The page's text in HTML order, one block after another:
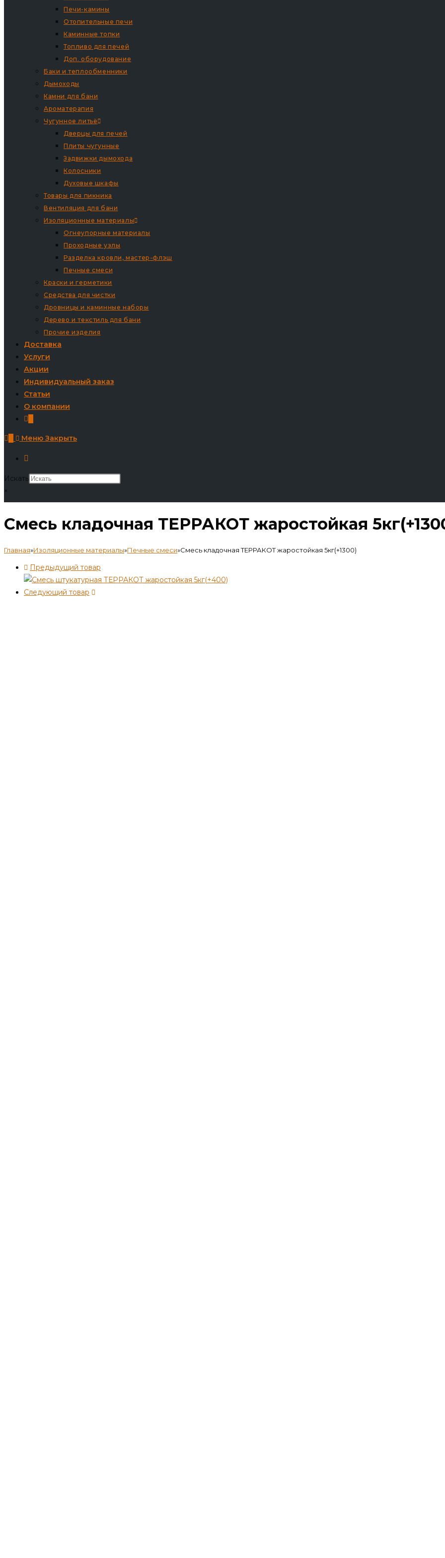
Печи-камины
Отопительные печи
Каминные топки
Топливо для печей
Доп. оборудование
Баки и теплообменники
Дымоходы
Камни для бани
Ароматерапия
Чугунное литьё
Дверцы для печей
Плиты чугунные
Задвижки дымохода
Колосники
Духовые шкафы
Товары для пикника
Вентиляция для бани
Изоляционные материалы
Огнеупорные материалы
Проходные узлы
Разделка кровли, мастер-флэш
Печные смеси
Краски и герметики
Средства для чистки
Дровницы и каминные наборы
Дерево и текстиль для бани
Прочие изделия
Доставка
Услуги
Акции
Индивидуальный заказ
Статьи
О компании
Меню Закрыть
Искать
×
Смесь кладочная ТЕРРАКОТ жаростойкая
Главная»Изоляционные материалы»Печные смеси»Смесь кладочная ТЕРРАКОТ жаростойкая 5кг(+1300)
Предыдущий товар
Следующий товар